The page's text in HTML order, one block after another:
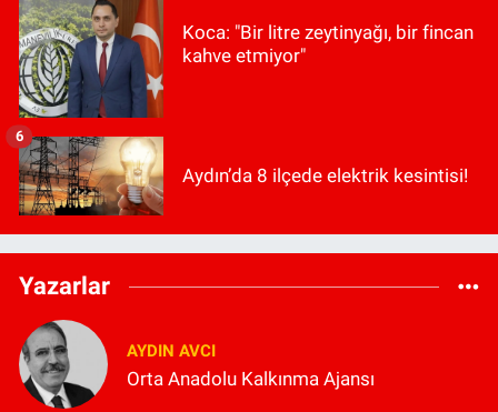
Koca: "Bir litre zeytinyağı, bir fincan
kahve etmiyor"
Aydın’da 8 ilçede elektrik kesintisi!
6
Yazarlar
AYDIN AVCI
Orta Anadolu Kalkınma Ajansı